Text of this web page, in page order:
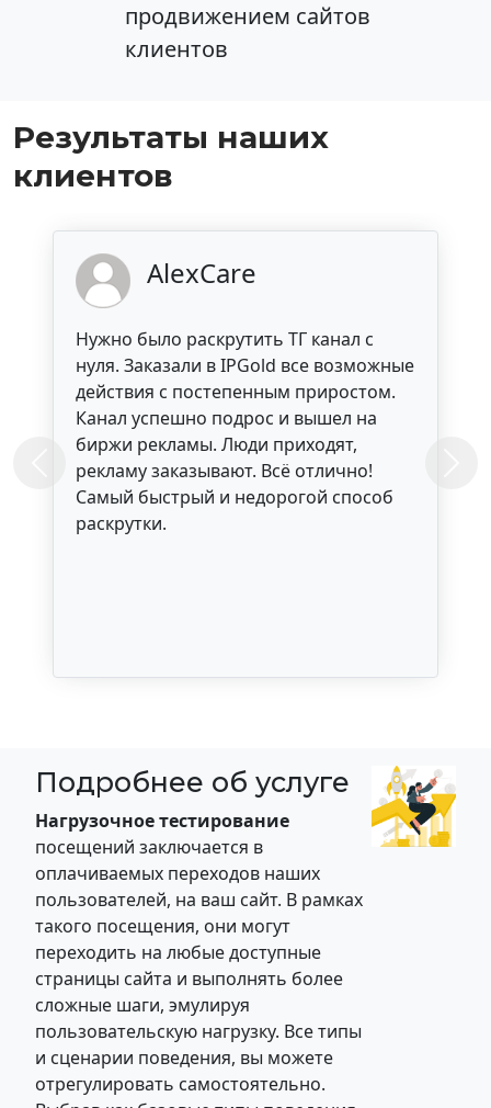
продвижением сайтов
клиентов
Результаты наших
клиентов
AlexCare
Нужно было раскрутить ТГ канал с
нуля. Заказали в IPGold все возможные
действия с постепенным приростом.
Канал успешно подрос и вышел на
биржи рекламы. Люди приходят,
рекламу заказывают. Всё отлично!
Самый быстрый и недорогой способ
раскрутки.
Previous
Подробнее об услуге
Нагрузочное тестирование
посещений заключается в
оплачиваемых переходов наших
пользователей, на ваш сайт. В рамках
такого посещения, они могут
переходить на любые доступные
страницы сайта и выполнять более
сложные шаги, эмулируя
пользовательскую нагрузку. Все типы
и сценарии поведения, вы можете
отрегулировать самостоятельно.